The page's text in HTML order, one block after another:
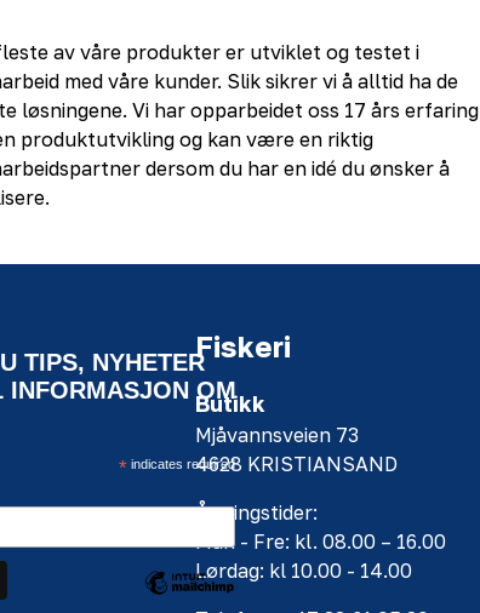
av våre produkter er utviklet og testet i
med våre kunder. Slik sikrer vi å alltid ha de
løsningene. Vi har opparbeidet oss 17 års erfaring
produktutvikling og kan være en riktig
dersom du har en idé du ønsker å
TIPS, NYHETER
OM
*indicates required
Fiskeri
Butikk
Mjåvannsveien 73
4628 KRISTIANSAND
Åpningstider:
Man - Fre: kl. 08.00 – 16.00
Lørdag: kl 10.00 - 14.00